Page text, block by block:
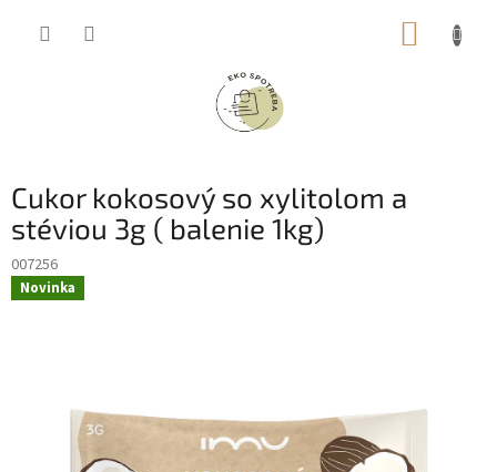
Cukor kokosový so xylitolom a
stéviou 3g ( balenie 1kg)
007256
Novinka